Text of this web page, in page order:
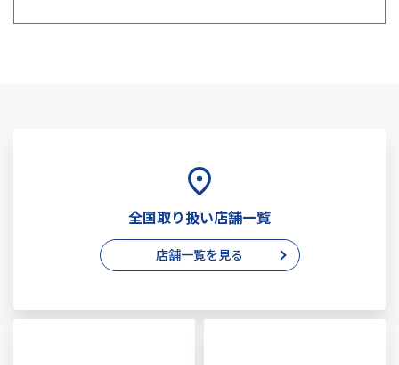
全国取り扱い店舗一覧
店舗一覧を見る